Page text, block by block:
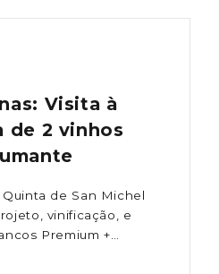
Visita à
de 2 vinhos
de San Michel
vinificação, e
Premium +